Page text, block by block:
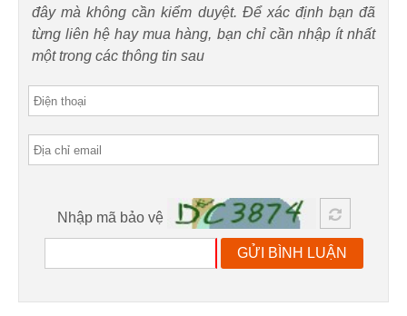
đây mà không cần kiểm duyệt. Để xác định bạn đã
từng liên hệ hay mua hàng, bạn chỉ cần nhập ít nhất
một trong các thông tin sau
Nhập mã bảo vệ
GỬI BÌNH LUẬN